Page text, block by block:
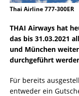
Thai Airline 777-300ER
THAI Airways hat
das bis 31.03.2021
und München
durchgeführt
Für bereits
entweder ein